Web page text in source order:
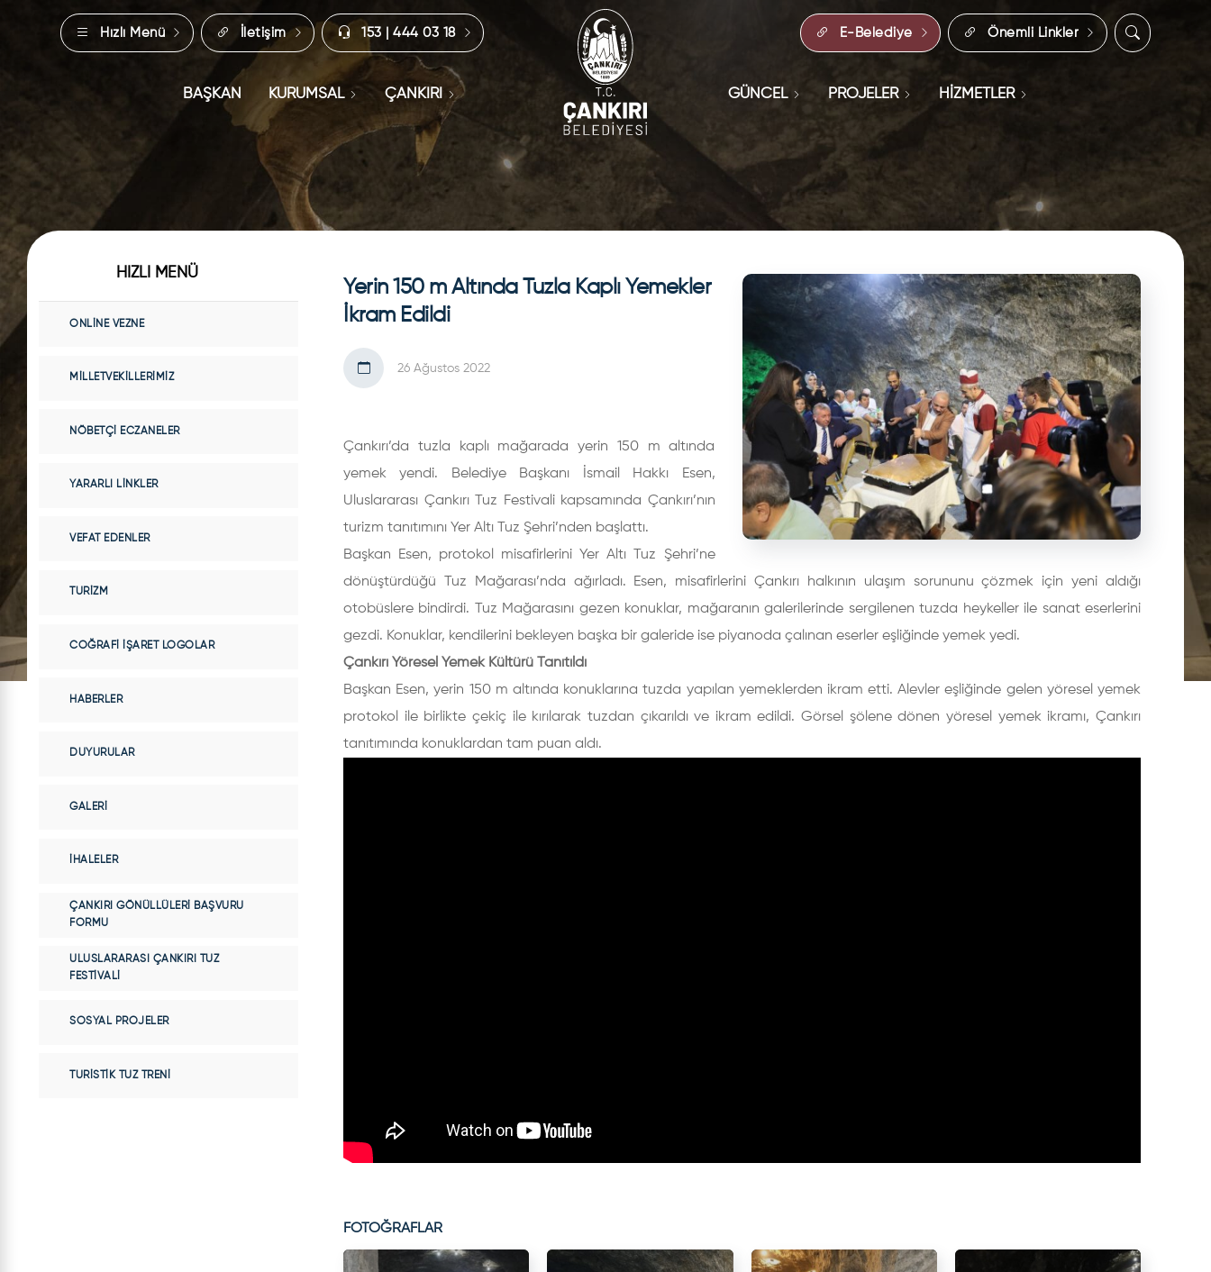
Hızlı Menü İletişim 153 | 444 03 18 E-Belediye Önemli Linkler
BAŞKAN KURUMSAL ÇANKIRI GÜNCEL PROJELER HİZMETLER
Yerin 150 m Altında Tuzla Kaplı Yemekler
İkram Edildi
26 Ağustos 2022
Çankırı’da tuzla kaplı mağarada yerin 150 m altında
yemek yendi. Belediye Başkanı İsmail Hakkı Esen,
Uluslararası Çankırı Tuz Festivali kapsamında Çankırı’nın
turizm tanıtımını Yer Altı Tuz Şehri’nden başlattı.
Başkan Esen, protokol misafirlerini Yer Altı Tuz Şehri’ne
dönüştürdüğü Tuz Mağarası’nda ağırladı. Esen, misafirlerini Çankırı halkının ulaşım sorununu çözmek için yeni aldığı
otobüslere bindirdi. Tuz Mağarasını gezen konuklar, mağaranın galerilerinde sergilenen tuzda heykeller ile sanat eserlerini
gezdi. Konuklar, kendilerini bekleyen başka bir galeride ise piyanoda çalınan eserler eşliğinde yemek yedi.
Çankırı Yöresel Yemek Kültürü Tanıtıldı
Başkan Esen, yerin 150 m altında konuklarına tuzda yapılan yemeklerden ikram etti. Alevler eşliğinde gelen yöresel yemek
protokol ile birlikte çekiç ile kırılarak tuzdan çıkarıldı ve ikram edildi. Görsel şölene dönen yöresel yemek ikramı, Çankırı
tanıtımında konuklardan tam puan aldı.
FOTOĞRAFLAR
HIZLI MENÜ
ONLINE VEZNE
MILLETVEKILLERIMIZ
NÖBETÇI ECZANELER
YARARLI LINKLER
VEFAT EDENLER
TURIZM
COĞRAFI İŞARET LOGOLAR
HABERLER
DUYURULAR
GALERI
İHALELER
ÇANKIRI GÖNÜLLÜLERI BAŞVURU
FORMU
ULUSLARARASI ÇANKIRI TUZ
FESTIVALI
SOSYAL PROJELER
TURISTIK TUZ TRENI